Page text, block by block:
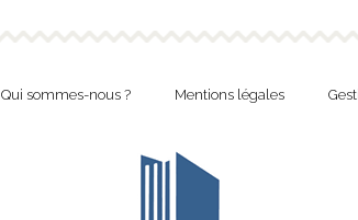
Qui sommes-nous ? Mentions légales